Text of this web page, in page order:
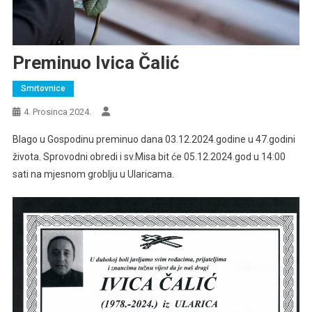
Preminuo Ivica Čalić
Smrtovnice
4. Prosinca 2024.
Blago u Gospodinu preminuo dana 03.12.2024.godine u 47.godini
života. Sprovodni obredi i sv.Misa bit će 05.12.2024.god u 14:00
sati na mjesnom groblju u Ularicama.